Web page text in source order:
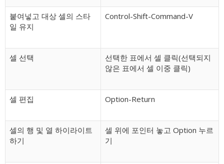
붙여넣고 대상 셀의 스타
일 유지
Control-Shift-Command-V
셀 선택
선택한 표에서 셀 클릭(선택되지
않은 표에서 셀 이중 클릭)
셀 편집 Option-Return
셀의 행 및 열 하이라이트
하기
셀 위에 포인터 놓고 Option 누르
기